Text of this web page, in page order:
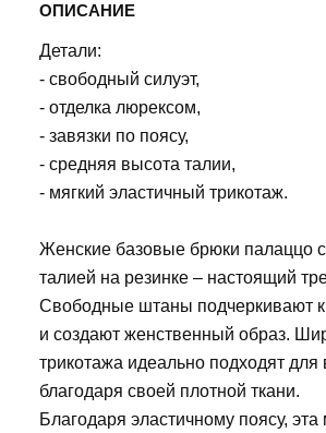
ОПИСАНИЕ
Детали:
- свободный силуэт,
- отделка люрексом,
- завязки по поясу,
- средняя высота талии,
- мягкий эластичный трикотаж.
Женские базовые брюки палаццо
талией на резинке – настоящий
Свободные штаны подчеркивают
и создают женственный образ.
трикотажа идеально подходят для
благодаря своей плотной ткани.
Благодаря эластичному поясу, эта